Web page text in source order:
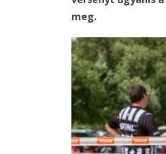
meg.